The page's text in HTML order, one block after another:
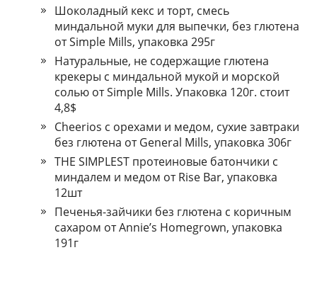
Шоколадный кекс и торт, смесь
миндальной муки для выпечки, без глютена
от Simple Mills, упаковка 295г
Натуральные, не содержащие глютена
крекеры с миндальной мукой и морской
солью от Simple Mills. Упаковка 120г. стоит
4,8$
Cheerios с орехами и медом, сухие завтраки
без глютена от General Mills, упаковка 306г
THE SIMPLEST протеиновые батончики с
миндалем и медом от Rise Bar, упаковка
12шт
Печенья-зайчики без глютена с коричным
сахаром от Annie’s Homegrown, упаковка
191г